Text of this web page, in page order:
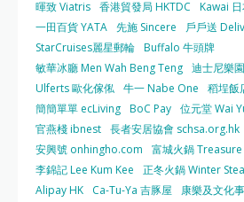
暉致 Viatris 香港貿發局 HKTDC
Kawai
一田百貨 YATA 先施 Sincere
戶戶送
StarCruises麗星郵輪 Buffalo 牛頭牌
敏華冰廳 Men Wah Beng Teng 迪士尼樂
Ulferts 歐化傢俬 牛一 Nabe One
稻埕飯
簡簡單單 ecLiving BoC Pay 位元堂 Wai
官燕棧 ibnest 長者安居協會 schsa.org.hk
安興號 onhingho.com
富城火鍋
李錦記 Lee Kum Kee
正冬火鍋 Winter
Alipay HK
Ca-Tu-Ya 吉豚屋 康樂及文化